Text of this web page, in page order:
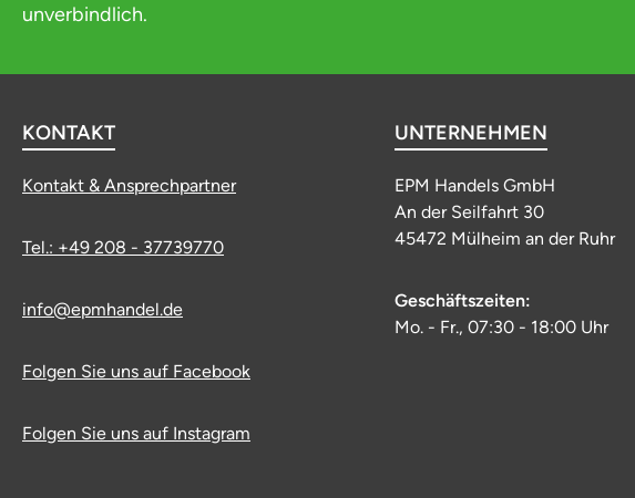
unverbindlich.
KONTAKT
Kontakt & Ansprechpartner
Tel.: +49 208 - 37739770
info@epmhandel.de
Folgen Sie uns auf Facebook
Folgen Sie uns auf Instagram
UNTERNEHMEN
EPM Handels GmbH
An der Seilfahrt 30
45472 Mülheim an der Ruhr
Geschäftszeiten:
Mo. - Fr., 07:30 - 18:00 Uhr